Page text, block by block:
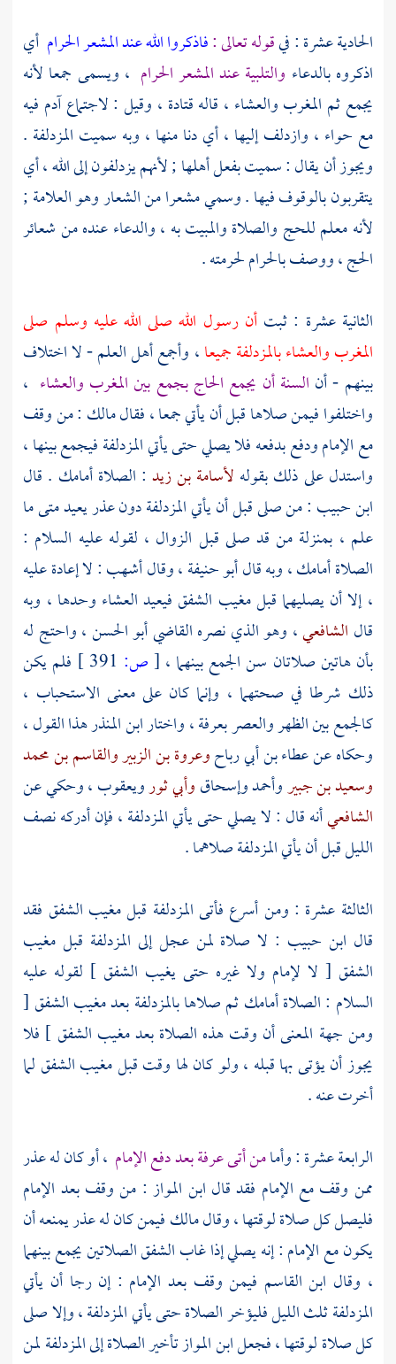
الحادية عشرة : فيقوله تعالى :فاذكروا الله عند المشعر الحرام أي
اذكروه بالدعاء والتلبية عندالمشعر الحرام ، ويسمى جمعا لأنه
يجمع ثم المغرب والعشاء ، قالهقتادة ، وقيل : لاجتماعآدم فيه
مع حواء ، وازدلف إليها ، أي دنا منها ، وبه سميت المزدلفة .
ويجوز أن يقال : سميت بفعل أهلها ; لأنهم يزدلفون إلى الله ، أي
يتقربون بالوقوف فيها . وسمي مشعرا من الشعار وهو العلامة ;
لأنه معلم للحج والصلاة والمبيت به ، والدعاء عنده من شعائر
الحج ، ووصف بالحرام لحرمته .
الثانية عشرة : ثبتأن رسول الله صلى الله عليه وسلم صلى
المغرب والعشاءبالمزدلفةجميعا، وأجمع أهل العلم - لا اختلاف
بينهم - أن السنة أن يجمع الحاجبجمع بين المغرب والعشاء ،
واختلفوا فيمن صلاها قبل أن يأتيجمعا، فقالمالك : من وقف
مع الإمام ودفع بدفعه فلا يصلي حتى يأتيالمزدلفةفيجمع بينها ،
واستدل على ذلك بقوله لأسامة بن زيد : الصلاة أمامك . قال
ابن حبيب : من صلى قبل أن يأتيالمزدلفةدون عذر يعيد متى ما
علم ، بمنزلة من قد صلى قبل الزوال ، لقوله عليه السلام :
الصلاة أمامك ، وبه قالأبو حنيفة، وقالأشهب: لا إعادة عليه
، إلا أن يصليهما قبل مغيب الشفق فيعيد العشاء وحدها ، وبه
قال الشافعي، وهو الذي نصرهالقاضي أبو الحسن، واحتج له
بأن هاتين صلاتان سن الجمع بينهما ، [ص:
فلم يكن
ذلك شرطا في صحتهما ، وإنما كان على معنى الاستحباب ،
كالجمع بين الظهر والعصربعرفة، واختارابن المنذرهذا القول ،
وحكاه عنعطاء بن أبي رباحوعروة بن الزبيروالقاسم بن محمد
وسعيد بن جبيروأحمدوإسحاقوأبي ثورويعقوب، وحكي عن
الشافعيأنه قال : لا يصلي حتى يأتيالمزدلفة، فإن أدركه نصف
الليل قبل أن يأتيالمزدلفةصلاهما .
الثالثة عشرة : ومن أسرع فأتىالمزدلفة قبل مغيب الشفق فقد
قال ابن حبيب : لا صلاة لمن عجل إلى المزدلفة قبل مغيب
الشفق [ لا لإمام ولا غيره حتى يغيب الشفق ] لقوله عليه
السلام : الصلاة أمامك ثم صلاهابالمزدلفةبعد مغيب الشفق [
ومن جهة المعنى أن وقت هذه الصلاة بعد مغيب الشفق ] فلا
يجوز أن يؤتى بها قبله ، ولو كان لها وقت قبل مغيب الشفق لما
أخرت عنه .
الرابعة عشرة : وأمامن أتىعرفةبعد دفع الإمام ، أو كان له عذر
ممن وقف مع الإمام فقد قال ابن المواز : من وقف بعد الإمام
فليصل كل صلاة لوقتها ، وقالمالكفيمن كان له عذر يمنعه أن
يكون مع الإمام : إنه يصلي إذا غاب الشفق الصلاتين يجمع بينهما
، وقال ابن القاسم فيمن وقف بعد الإمام : إن رجا أن يأتي
المزدلفةثلث الليل فليؤخر الصلاة حتى يأتيالمزدلفة، وإلا صلى
كل صلاة لوقتها ، فجعلابن الموازتأخير الصلاة إلىالمزدلفةلمن